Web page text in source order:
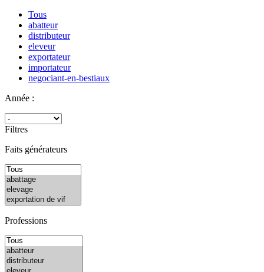
Tous
abatteur
distributeur
eleveur
exportateur
importateur
negociant-en-bestiaux
Année :
Filtres
Faits générateurs
Professions